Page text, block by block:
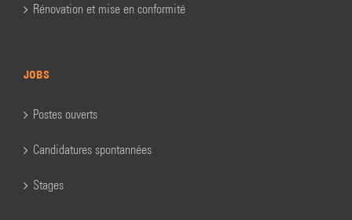
Rénovation et mise en conformité
JOBS
Postes ouverts
Candidatures spontannées
Stages